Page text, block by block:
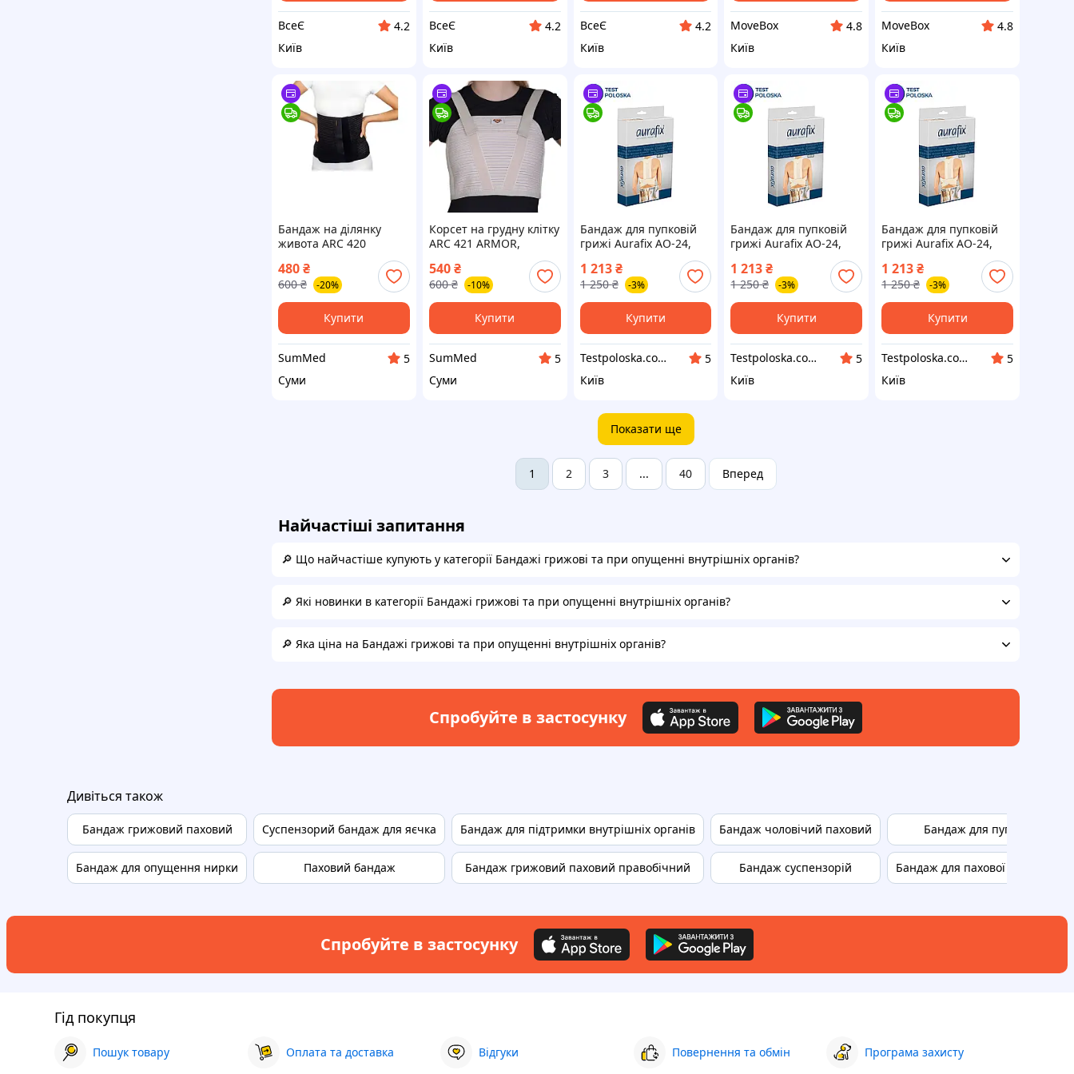
ВсеЄ
4.2
Київ
ВсеЄ
4.2
Київ
ВсеЄ
4.2
Київ
MoveBox
4.8
Київ
MoveBox
4.8
Київ
Бандаж на ділянку
живота ARC 420
чорний
480₴
600 ₴ -20%
Купити
SumMed
5
Суми
Корсет на грудну клітку
ARC 421 ARMOR,
розмір ХХL, бежевий
540₴
600 ₴ -10%
Купити
SumMed
5
Суми
Бандаж для пупковій
грижі Aurafix AO-24,
1 213 ₴
1 250 ₴ -3%
Купити
Testpoloska.com.ua
5
Київ
Бандаж для пупковій
грижі Aurafix AO-24,
1 213₴
1 250 ₴ -3%
Купити
Testpoloska.com.ua
5
Київ
Бандаж для пупковій
грижі Aurafix AO-24,
1 213₴
1 250 ₴ -3%
Купити
Testpoloska.com.ua
5
Київ
Показати ще
1 2 3 ... 40 Вперед
Найчастіші запитання
🔎 Що найчастіше купують у категорії Бандажі грижові та при опущенні внутрішніх органів?
🔎 Які новинки в категорії Бандажі грижові та при опущенні внутрішніх органів?
🔎 Яка ціна на Бандажі грижові та при опущенні внутрішніх органів?
Спробуйте в застосунку
Дивіться також
Бандаж грижовий паховий
Бандаж для опущення нирки
Суспензорий бандаж для яєчка
Паховий бандаж
Бандаж для підтримки внутрішніх органів
Бандаж грижовий паховий правобічний
Бандаж чоловічий паховий
Бандаж суспензорій
Бандаж для пуповой грижі
Бандаж для пахової грижі
Спробуйте в застосунку
Гід покупця
Пошук товару Оплата та доставка Відгуки Повернення та обмін Програма захисту